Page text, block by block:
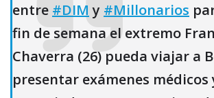
entre #DIM y #Millonarios
fin de semana el extremo
Chaverra (26) pueda viajar a
presentar exámenes médicos